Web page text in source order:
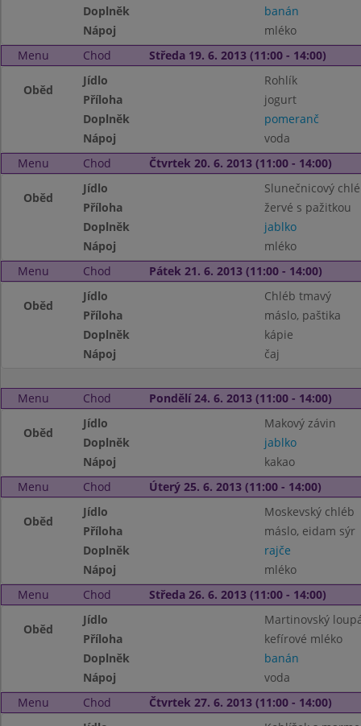
Doplněk
banán
Nápoj
mléko
Menu
Chod Středa 19. 6. 2013 (11:00 - 14:00)
Oběd
Jídlo
Rohlík
Příloha
jogurt
Doplněk
pomeranč
Nápoj
voda
Menu
Chod Čtvrtek 20. 6. 2013 (11:00 - 14:00)
Oběd
Jídlo
Slunečnicový
Příloha
žervé s pažitkou
Doplněk
jablko
Nápoj
mléko
Menu
Chod Pátek 21. 6. 2013 (11:00 - 14:00)
Oběd
Jídlo
Chléb tmavý
Příloha
máslo, paštika
Doplněk
kápie
Nápoj
čaj
Menu Chod Pondělí 24. 6. 2013 (11:00 - 14:00)
Oběd
Jídlo
Makový závin
Doplněk
jablko
Nápoj
kakao
Menu
Chod Úterý 25. 6. 2013 (11:00 - 14:00)
Oběd
Jídlo
Moskevský chléb
Příloha
máslo, eidam sýr
Doplněk
rajče
Nápoj
mléko
Menu
Chod Středa 26. 6. 2013 (11:00 - 14:00)
Oběd
Jídlo
Martinovský
Příloha
kefírové mléko
Doplněk
banán
Nápoj
voda
Menu
Chod
Čtvrtek 27. 6. 2013 (11:00 - 14:00)